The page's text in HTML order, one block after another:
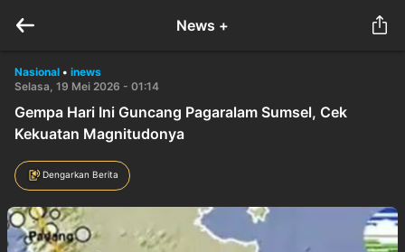
News +
Nasional • inews
Selasa, 19 Mei 2026 - 01:14
Gempa Hari Ini Guncang Pagaralam Sumsel, Cek
Kekuatan Magnitudonya
Dengarkan Berita